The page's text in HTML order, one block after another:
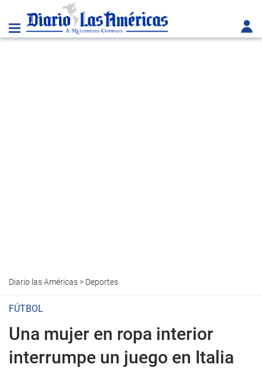
Diario las Américas> Deportes
FÚTBOL
Una mujer en ropa interior
interrumpe un juego en Italia